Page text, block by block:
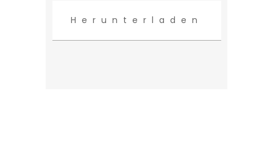
Herunterladen